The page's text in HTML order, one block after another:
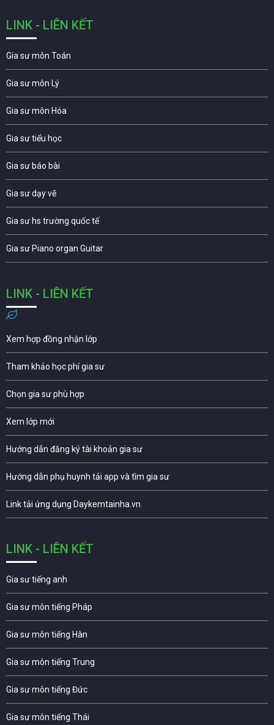
LINK - LIÊN KẾT
Gia sư môn Toán
Gia sư môn Lý
Gia sư môn Hóa
Gia sư tiểu học
Gia sư báo bài
Gia sư dạy vẽ
Gia sư hs trường quốc tế
Gia sư Piano organ Guitar
LINK - LIÊN KẾT
Xem hợp đồng nhận lớp
Tham khảo học phí gia sư
Chọn gia sư phù hợp
Xem lớp mới
Hướng dẫn đăng ký tài khoản gia sư
Hướng dẫn phụ huynh tải app và tìm gia sư
Link tải ứng dụng Daykemtainha.vn
LINK - LIÊN KẾT
Gia sư tiếng anh
Gia sư môn tiếng Pháp
Gia sư môn tiếng Hàn
Gia sư môn tiếng Trung
Gia sư môn tiếng Đức
Gia sư môn tiếng Thái